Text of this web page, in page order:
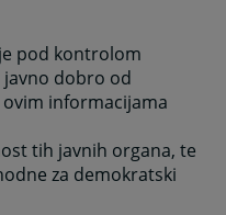
pod kontrolom
dobro od
informacijama
tih javnih organa, te
za demokratski